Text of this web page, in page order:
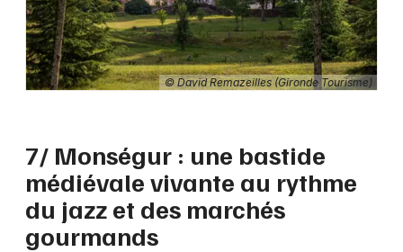
© David Remazeilles (Gironde Tourisme)
7/ Monségur : une bastide
médiévale vivante au rythme
du jazz et des marchés
gourmands